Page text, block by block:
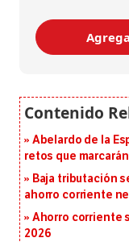
Abelardo de la
retos que
Baja tributación
ahorro corriente
Ahorro corriente
2026